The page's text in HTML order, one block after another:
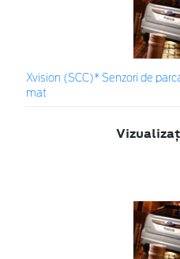
Xvision (SCC)* Senzori de
mat